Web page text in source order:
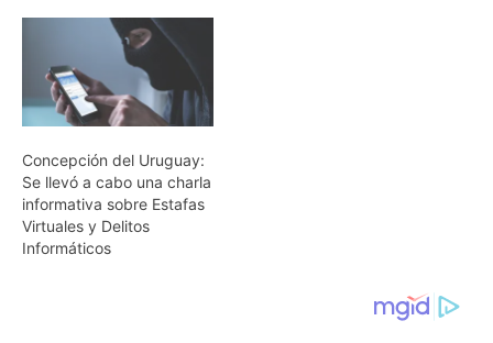
Concepción del Uruguay:
Se llevó a cabo una charla
informativa sobre Estafas
Virtuales y Delitos
Informáticos